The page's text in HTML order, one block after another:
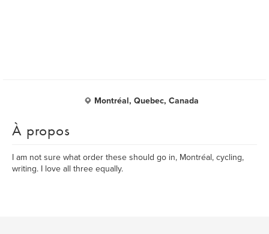
Montréal, Quebec, Canada
À propos
I am not sure what order these should go in, Montréal, cycling,
writing. I love all three equally.